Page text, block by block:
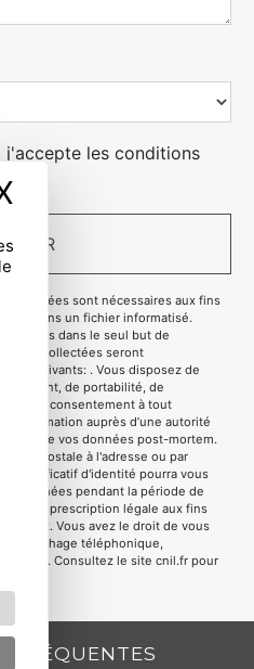
j'accepte les conditions
**
sont nécessaires aux fins
dans un fichier informatisé.
traitants dans le seul but de
collectées seront
suivants: . Vous disposez de
de portabilité, de
votre consentement à tout
réclamation auprès d’une autorité
le sort de vos données post-mortem.
voie postale à l'adresse ou par
justificatif d'identité pourra vous
données pendant la période de
de prescription légale aux fins
Vous avez le droit de vous
démarchage téléphonique,
. Consultez le site cnil.fr pour
FRÉQUENTES